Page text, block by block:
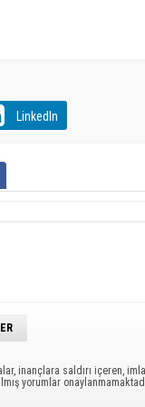
LinkedIn
inançlara saldırı içeren, imla
yorumlar